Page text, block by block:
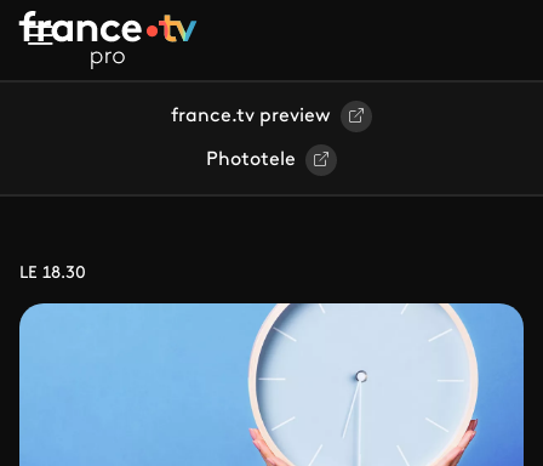
Aller au contenu principal
france.tv preview
Phototele
LE 18.30